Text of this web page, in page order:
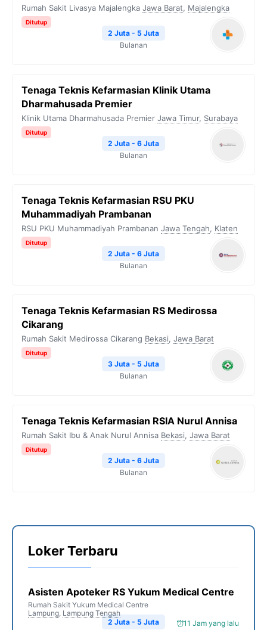
Rumah Sakit Livasya Majalengka Jawa Barat, Majalengka
Ditutup
2 Juta - 5 Juta
Bulanan
Tenaga Teknis Kefarmasian Klinik Utama
Dharmahusada Premier
Klinik Utama Dharmahusada Premier Jawa Timur, Surabaya
Ditutup
2 Juta - 6 Juta
Bulanan
Tenaga Teknis Kefarmasian RSU PKU
Muhammadiyah Prambanan
RSU PKU Muhammadiyah Prambanan Jawa Tengah, Klaten
Ditutup
2 Juta - 6 Juta
Bulanan
Tenaga Teknis Kefarmasian RS Medirossa
Cikarang
Rumah Sakit Medirossa Cikarang Bekasi, Jawa Barat
Ditutup
3 Juta - 5 Juta
Bulanan
Tenaga Teknis Kefarmasian RSIA Nurul Annisa
Rumah Sakit Ibu & Anak Nurul Annisa Bekasi, Jawa Barat
Ditutup
2 Juta - 6 Juta
Bulanan
Loker Terbaru
Asisten Apoteker RS Yukum Medical Centre
Rumah Sakit Yukum Medical Centre
Lampung, Lampung Tengah
11 Jam yang lalu
2 Juta - 5 Juta